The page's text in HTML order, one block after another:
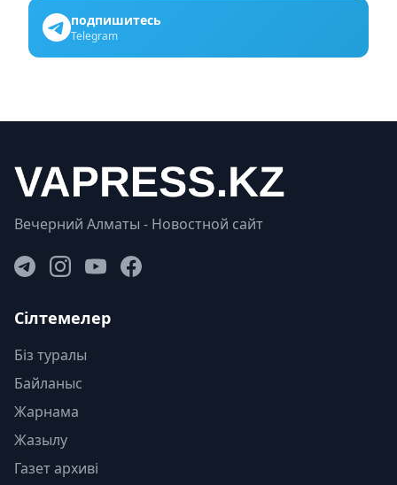
подпишитесь
Telegram
Вечерний Алматы - Новостной сайт
Сілтемелер
Біз туралы
Байланыс
Жарнама
Жазылу
Газет архиві